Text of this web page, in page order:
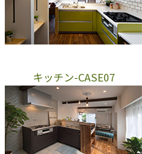
キッチン-CASE07